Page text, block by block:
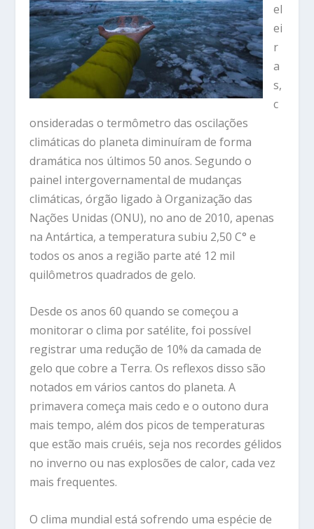
el
ei
r
a
s,
c
onsideradas o termômetro das oscilações
climáticas do planeta diminuíram de forma
dramática nos últimos 50 anos. Segundo o
painel intergovernamental de mudanças
climáticas, órgão ligado à Organização das
Nações Unidas (ONU), no ano de 2010, apenas
na Antártica, a temperatura subiu 2,50 C° e
todos os anos a região parte até 12 mil
quilômetros quadrados de gelo.
Desde os anos 60 quando se começou a
monitorar o clima por satélite, foi possível
registrar uma redução de 10% da camada de
gelo que cobre a Terra. Os reflexos disso são
notados em vários cantos do planeta. A
primavera começa mais cedo e o outono dura
mais tempo, além dos picos de temperaturas
que estão mais cruéis, seja nos recordes gélidos
no inverno ou nas explosões de calor, cada vez
mais frequentes.
O clima mundial está sofrendo uma espécie de